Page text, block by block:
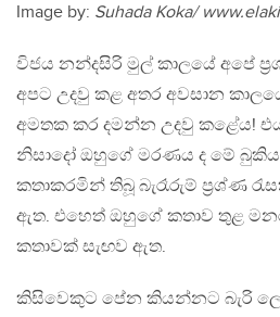
Image by: Suhada Koka/
විජය නන්දසිරි මුල් කාලයේ අපේ
අපට උදවු කළ අතර අවසාන
අමතක කර දමන්න උදවු කළේය!
නිසාදෝ ඔහුගේ මරණය ද මේ
කතාකරමින් තිබූ බැරෑරුම් ප්‍රශ්ණ
ඇත. එහෙත් ඔහුගේ කතාව තුළ
කතාවක් සැඟව ඇත.
කිසිවෙකුට පේන කියන්නට බැරි